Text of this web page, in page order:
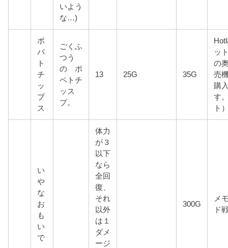
いよう
な…)
ポ
パ
ト
チ
ッ
プ
ス
ごくふ
つう
の ポ
ペトチ
ッス
プ。
13 25G 35G
ッ
の
売
購
す
ト
い
や
な
お
も
い
で
体力
が３
以下
なら
全回
復、
それ
以外
は１
ダメ
ージ
300G
メ
ド